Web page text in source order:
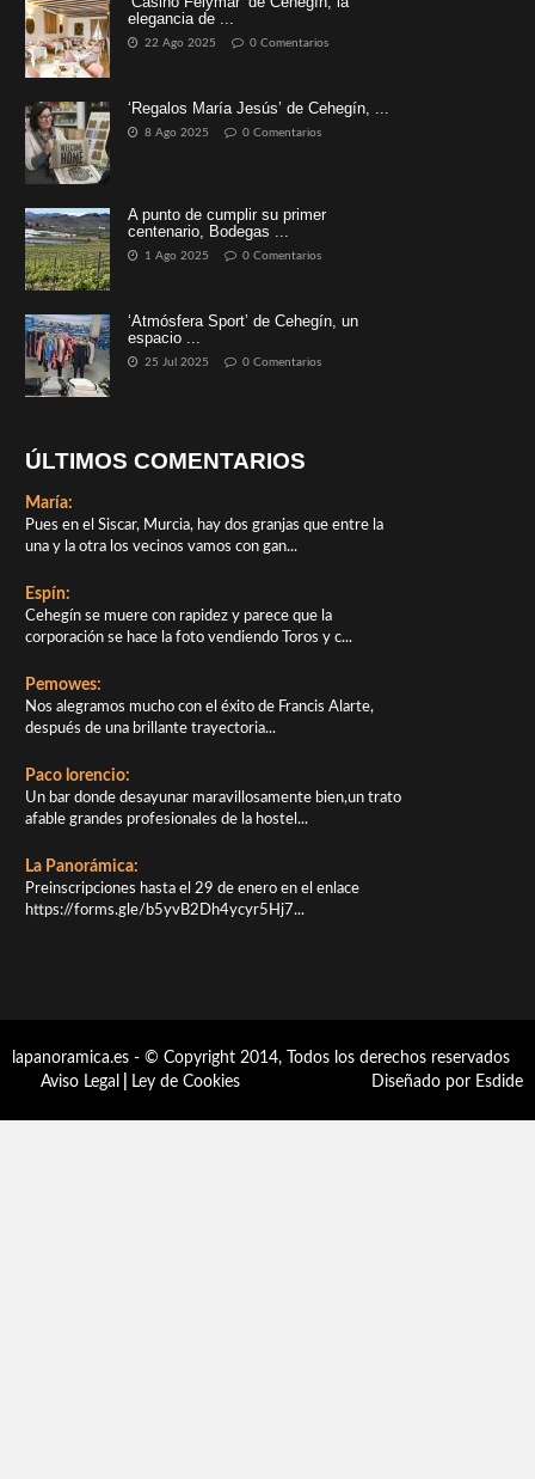
elegancia de ...
22 Ago 2025 0 Comentarios
‘Regalos María Jesús’ de Cehegín, ...
8 Ago 2025 0 Comentarios
A punto de cumplir su primer
centenario, Bodegas ...
1 Ago 2025 0 Comentarios
‘Atmósfera Sport’ de Cehegín, un
espacio ...
25 Jul 2025 0 Comentarios
ÚLTIMOS COMENTARIOS
María:
Pues en el Siscar, Murcia, hay dos granjas que entre la
una y la otra los vecinos vamos con gan...
Espín:
Cehegín se muere con rapidez y parece que la
corporación se hace la foto vendiendo Toros y c...
Pemowes:
Nos alegramos mucho con el éxito de Francis Alarte,
después de una brillante trayectoria...
Paco lorencio:
Un bar donde desayunar maravillosamente bien,un trato
afable grandes profesionales de la hostel...
La Panorámica:
Preinscripciones hasta el 29 de enero en el enlace
https://forms.gle/b5yvB2Dh4ycyr5Hj7...
lapanoramica.es - © Copyright 2014, Todos los derechos reservados
Aviso Legal
Ley de Cookies Diseñado por Esdide